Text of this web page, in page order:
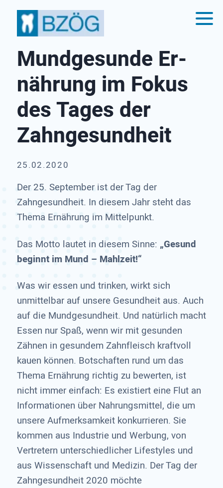
Mund­gesunde Er­
nährung im Fokus
des Tages der
Zahn­gesund­heit
25.02.2020
Der 25. September ist der Tag der
Zahngesundheit. In diesem Jahr steht das
Thema Ernährung im Mittelpunkt.
Das Motto lautet in diesem Sinne: „Gesund
beginnt im Mund – Mahlzeit!“
Was wir essen und trinken, wirkt sich
unmittelbar auf unsere Gesundheit aus. Auch
auf die Mundgesundheit. Und natürlich macht
Essen nur Spaß, wenn wir mit gesunden
Zähnen in gesundem Zahnfleisch kraftvoll
kauen können. Botschaften rund um das
Thema Ernährung richtig zu bewerten, ist
nicht immer einfach: Es existiert eine Flut an
Informationen über Nahrungsmittel, die um
unsere Aufmerksamkeit konkurrieren. Sie
kommen aus Industrie und Werbung, von
Vertretern unterschiedlicher Lifestyles und
aus Wissenschaft und Medizin. Der Tag der
Zahngesundheit 2020 möchte